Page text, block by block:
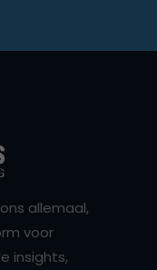
allemaal,
voor
insights,